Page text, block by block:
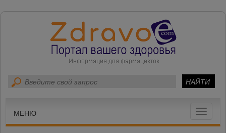
Toggle
МЕНЮ